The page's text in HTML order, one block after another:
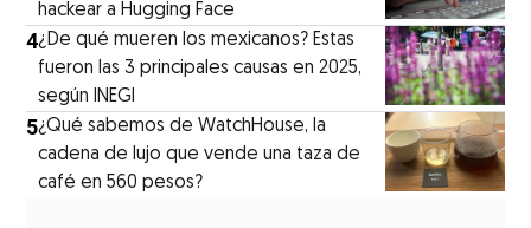
hackear a Hugging Face
4¿De qué mueren los mexicanos? Estas
fueron las 3 principales causas en 2025,
según INEGI
5¿Qué sabemos de WatchHouse, la
cadena de lujo que vende una taza de
café en 560 pesos?